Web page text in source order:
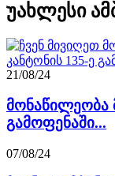
უახლესი
21/08/24
მონაწილეობა
გამოფენაში...
07/08/24